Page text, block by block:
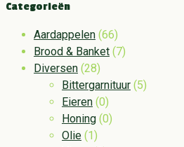
Categorieën
Aardappelen (66)
Brood & Banket (7)
Diversen (28)
Bittergarnituur (5)
Eieren (0)
Honing (0)
Olie (1)